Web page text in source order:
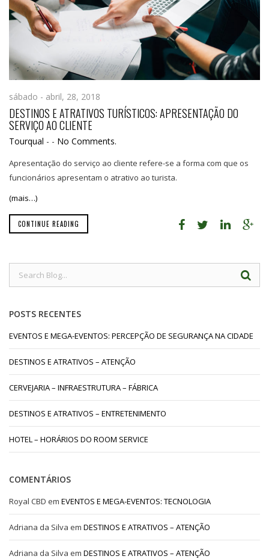
sábado - abril, 28, 2018
DESTINOS E ATRATIVOS TURÍSTICOS: APRESENTAÇÃO DO
SERVIÇO AO CLIENTE
Tourqual - - No Comments.
Apresentação do serviço ao cliente refere-se a forma com que os
funcionários apresentam o atrativo ao turista.
(mais…)
CONTINUE READING
POSTS RECENTES
EVENTOS E MEGA-EVENTOS: PERCEPÇÃO DE SEGURANÇA NA CIDADE
DESTINOS E ATRATIVOS – ATENÇÃO
CERVEJARIA – INFRAESTRUTURA – FÁBRICA
DESTINOS E ATRATIVOS – ENTRETENIMENTO
HOTEL – HORÁRIOS DO ROOM SERVICE
COMENTÁRIOS
Royal CBD em EVENTOS E MEGA-EVENTOS: TECNOLOGIA
Adriana da Silva em DESTINOS E ATRATIVOS – ATENÇÃO
Adriana da Silva em DESTINOS E ATRATIVOS – ATENÇÃO